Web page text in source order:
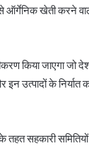
खेती करने
किया जाएगा
उत्पादों के निर्यात
तहत सहकारी